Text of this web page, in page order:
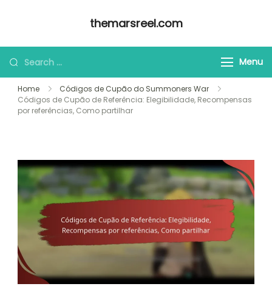
themarsreel.com
Looking
for
Something?
Menu
Home
Códigos de Cupão do Summoners War
Códigos de Cupão de Referência: Elegibilidade, Recompensas
por referências, Como partilhar